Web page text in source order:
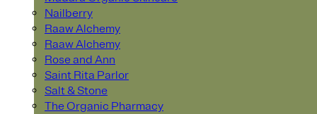
Nailberry
Raaw Alchemy
Raaw Alchemy
Rose and Ann
Saint Rita Parlor
Salt & Stone
The Organic Pharmacy